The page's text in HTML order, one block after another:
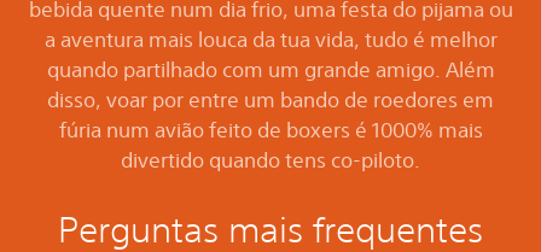
bebida quente num dia frio, uma festa do pijama ou
a aventura mais louca da tua vida, tudo é melhor
quando partilhado com um grande amigo. Além
disso, voar por entre um bando de roedores em
fúria num avião feito de boxers é 1000% mais
divertido quando tens co-piloto.
Perguntas mais frequentes